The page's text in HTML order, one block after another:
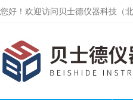
您好！欢迎访问贝士德仪器科技（